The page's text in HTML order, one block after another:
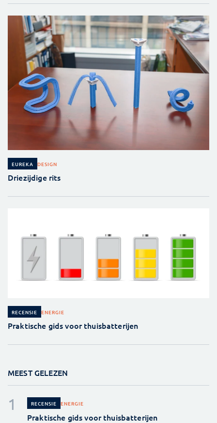
EUREKA DESIGN
Driezijdige rits
RECENSIE ENERGIE
Praktische gids voor thuisbatterijen
MEEST GELEZEN
RECENSIE ENERGIE
Praktische gids voor thuisbatterijen